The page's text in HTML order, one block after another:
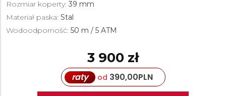
Rozmiar koperty: 39 mm
Materiał paska: Stal
Wodoodporność: 50 m / 5 ATM
3 900 zł
raty od 390,00PLN